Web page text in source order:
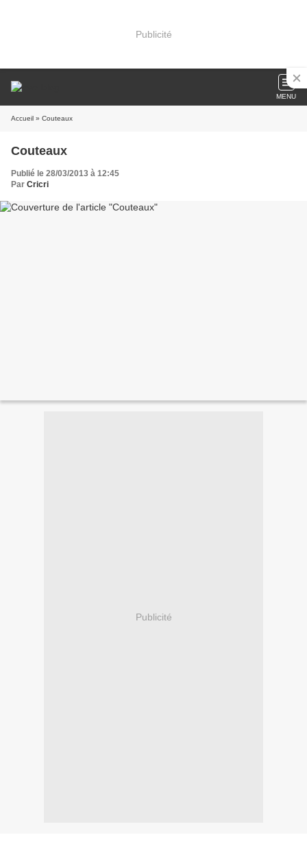
Publicité
MENU
Accueil » Couteaux
Couteaux
Publié le 28/03/2013 à 12:45
Par Cricri
Publicité